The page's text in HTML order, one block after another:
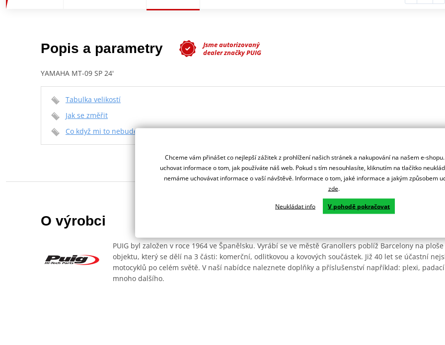
Popis a parametry
Jsme autorizovaný
dealer značky PUIG
YAMAHA MT-09 SP 24'
Tabulka velikostí
Jak se změřit
Co když mi to nebude
O výrobci
PUIG byl založen v roce 1964 ve Španělsku. Vyrábí se ve městě Granollers poblíž Barcelony na ploše
objektu, který se dělí na 3 části: komerční, odlitkovou a kovových součástek. Již 40 let se účastní
motocyklů po celém světě. V naší nabídce naleznete doplňky a příslušenství například: plexi,
mnoho dalšího.
Chceme vám přinášet co nejlepší zážitek z prohlížení našich stránek a nakupování na našem e-
uchovat informace o tom, jak používáte náš web. Pokud s tím nesouhlasíte, kliknutím na tlačítko
nemáme uchovávat informace o vaší návštěvě. Informace o tom, jaké informace a jakým způsobem
zde.
Neukládat info V pohodě pokračovat